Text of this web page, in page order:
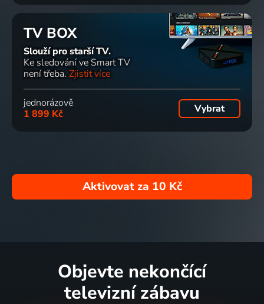
TV BOX
Slouží pro starší TV.
Ke sledování ve Smart TV
není třeba. Zjistit více
jednorázově
1 899 Kč
Vybrat
Aktivovat za 10 Kč
Objevte nekončící
televizní zábavu